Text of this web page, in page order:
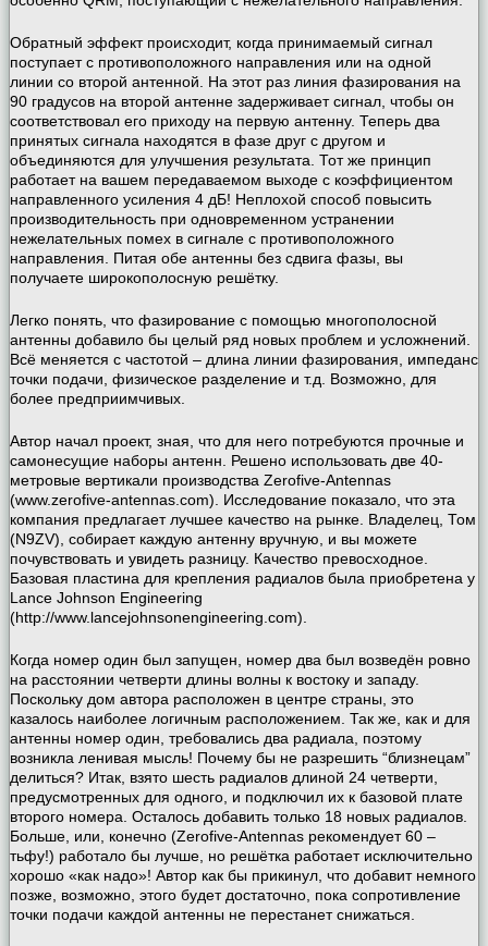
Обратный эффект происходит, когда принимаемый сигнал
поступает с противоположного направления или на одной
линии со второй антенной. На этот раз линия фазирования на
90 градусов на второй антенне задерживает сигнал, чтобы он
соответствовал его приходу на первую антенну. Теперь два
принятых сигнала находятся в фазе друг с другом и
объединяются для улучшения результата. Тот же принцип
работает на вашем передаваемом выходе с коэффициентом
направленного усиления 4 дБ! Неплохой способ повысить
производительность при одновременном устранении
нежелательных помех в сигнале с противоположного
направления. Питая обе антенны без сдвига фазы, вы
получаете широкополосную решётку.
Легко понять, что фазирование с помощью многополосной
антенны добавило бы целый ряд новых проблем и усложнений.
Всё меняется с частотой – длина линии фазирования, импеданс
точки подачи, физическое разделение и т.д. Возможно, для
более предприимчивых.
Автор начал проект, зная, что для него потребуются прочные и
самонесущие наборы антенн. Решено использовать две 40-
метровые вертикали производства Zerofive-Antennas
(www.zerofive-antennas.com). Исследование показало, что эта
компания предлагает лучшее качество на рынке. Владелец, Том
(N9ZV), собирает каждую антенну вручную, и вы можете
почувствовать и увидеть разницу. Качество превосходное.
Базовая пластина для крепления радиалов была приобретена у
Lance Johnson Engineering
(http://www.lancejohnsonengineering.com).
Когда номер один был запущен, номер два был возведён ровно
на расстоянии четверти длины волны к востоку и западу.
Поскольку дом автора расположен в центре страны, это
казалось наиболее логичным расположением. Так же, как и для
антенны номер один, требовались два радиала, поэтому
возникла ленивая мысль! Почему бы не разрешить “близнецам”
делиться? Итак, взято шесть радиалов длиной 24 четверти,
предусмотренных для одного, и подключил их к базовой плате
второго номера. Осталось добавить только 18 новых радиалов.
Больше, или, конечно (Zerofive-Antennas рекомендует 60 –
тьфу!) работало бы лучше, но решётка работает исключительно
хорошо «как надо»! Автор как бы прикинул, что добавит немного
позже, возможно, этого будет достаточно, пока сопротивление
точки подачи каждой антенны не перестанет снижаться.